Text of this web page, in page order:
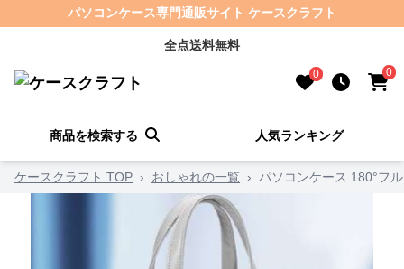
パソコンケース専門通販サイト ケースクラフト
全点送料無料
0 0
商品を検索する 人気ランキング
ケースクラフト TOP › おしゃれの一覧 › パソコンケース 180°フ